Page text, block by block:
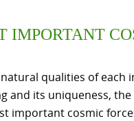
IMPORTANT
qualities of
and its uniqueness,
important cosmic